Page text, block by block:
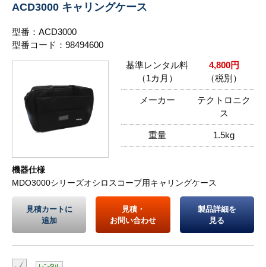
ACD3000 キャリングケース
型番：ACD3000
型番コード：98494600
基準レンタル料
（1カ月）
4,800円
（税別）
メーカー
テクトロニク
ス
重量 1.5kg
機器仕様
MDO3000シリーズオシロスコープ用キャリングケース
見積カートに
追加
見積・
お問い合わせ
製品詳細を
見る